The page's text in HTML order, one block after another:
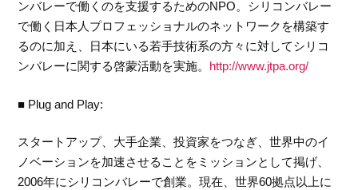
ンバレーで働くのを支援するためのNPO。シリコンバレー
で働く日本人プロフェッショナルのネットワークを構築す
るのに加え、日本にいる若手技術系の方々に対してシリコ
ンバレーに関する啓蒙活動を実施。 http://www.jtpa.org/
■ Plug and Play:
スタートアップ、大手企業、投資家をつなぎ、世界中のイ
ノベーションを加速させることをミッションとして掲げ、
2006年にシリコンバレーで創業。現在、世界60拠点以上に